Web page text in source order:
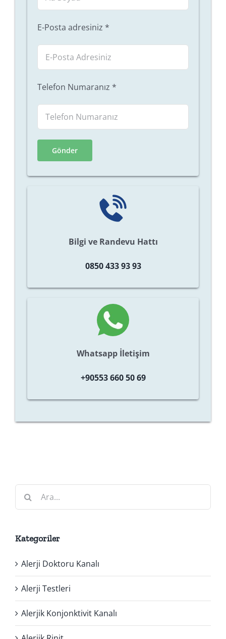
E-Posta adresiniz *
Telefon Numaranız *
Bilgi ve Randevu Hattı
0850 433 93 93
Whatsapp İletişim
+90553 660 50 69
Kategoriler
Alerji Doktoru Kanalı
Alerji Testleri
Alerjik Konjonktivit Kanalı